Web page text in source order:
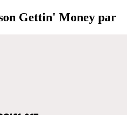
Gettin' Money par